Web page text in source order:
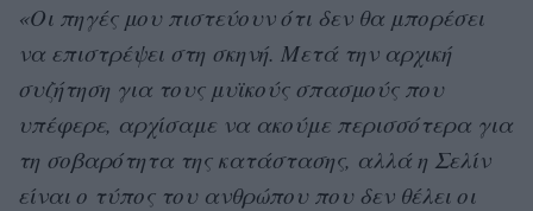
«Οι πηγές μου πιστεύουν ότι δεν θα μπορέσει
να επιστρέψει στη σκηνή. Μετά την αρχική
συζήτηση για τους μυϊκούς σπασμούς που
υπέφερε, αρχίσαμε να ακούμε περισσότερα για
τη σοβαρότητα της κατάστασης, αλλά η Σελίν
είναι ο τύπος του ανθρώπου που δεν θέλει οι